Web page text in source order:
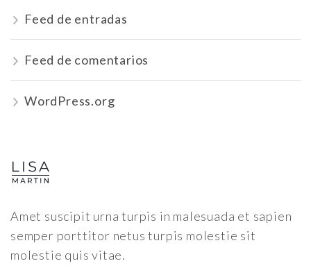
Feed de entradas
Feed de comentarios
WordPress.org
Amet suscipit urna turpis in malesuada et sapien
semper porttitor netus turpis molestie sit
molestie quis vitae.